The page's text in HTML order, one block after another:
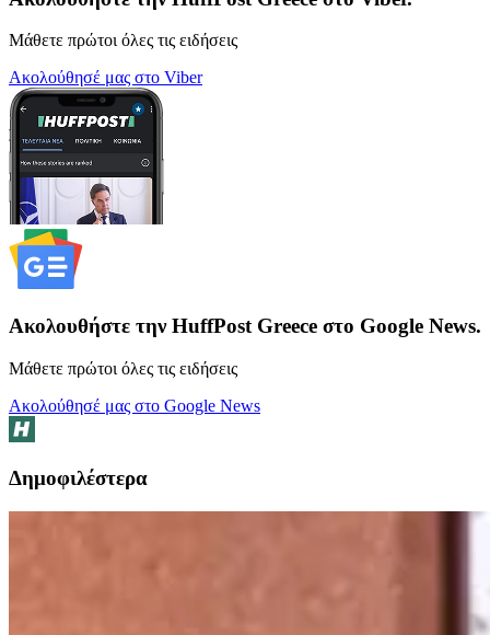
Μάθετε πρώτοι όλες τις ειδήσεις
Ακολούθησέ μας στο Viber
Ακολουθήστε την HuffPost Greece στο Google News.
Μάθετε πρώτοι όλες τις ειδήσεις
Ακολούθησέ μας στο Google News
Δημοφιλέστερα